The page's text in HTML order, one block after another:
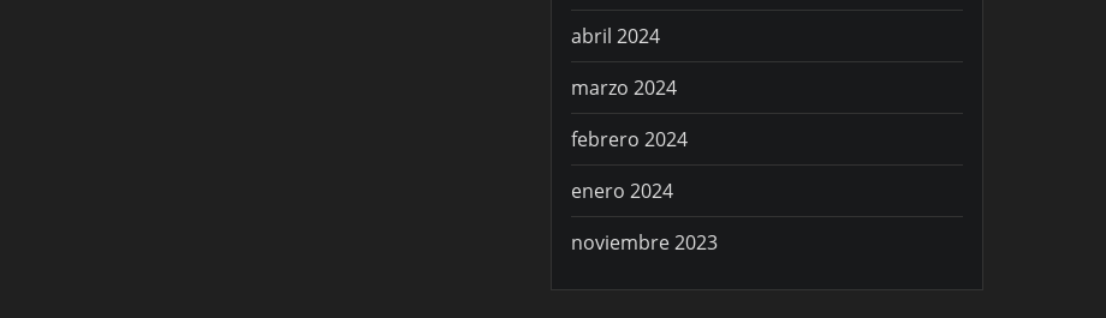
abril 2024
marzo 2024
febrero 2024
enero 2024
noviembre 2023